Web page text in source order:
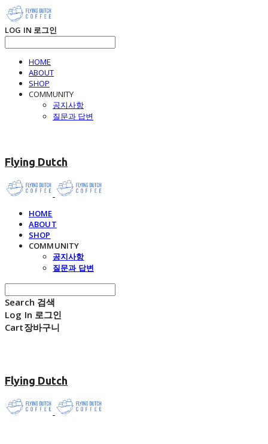
LOG IN 로그인
HOME
ABOUT
SHOP
COMMUNITY
공지사항
질문과 답변
Flying Dutch
HOME
ABOUT
SHOP
COMMUNITY
공지사항
질문과 답변
Search 검색
Log In 로그인
Cart장바구니
Flying Dutch